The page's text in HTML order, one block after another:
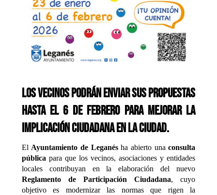
Los vecinos podrán enviar sus propuestas
hasta el 6 de febrero para mejorar la
implicación ciudadana en la ciudad.
ElAyuntamiento de Leganésha abierto unaconsulta
públicapara que los vecinos, asociaciones y entidades
locales contribuyan en la elaboración del nuevo
Reglamento de Participación Ciudadana, cuyo
objetivo es modernizar las normas que rigen la